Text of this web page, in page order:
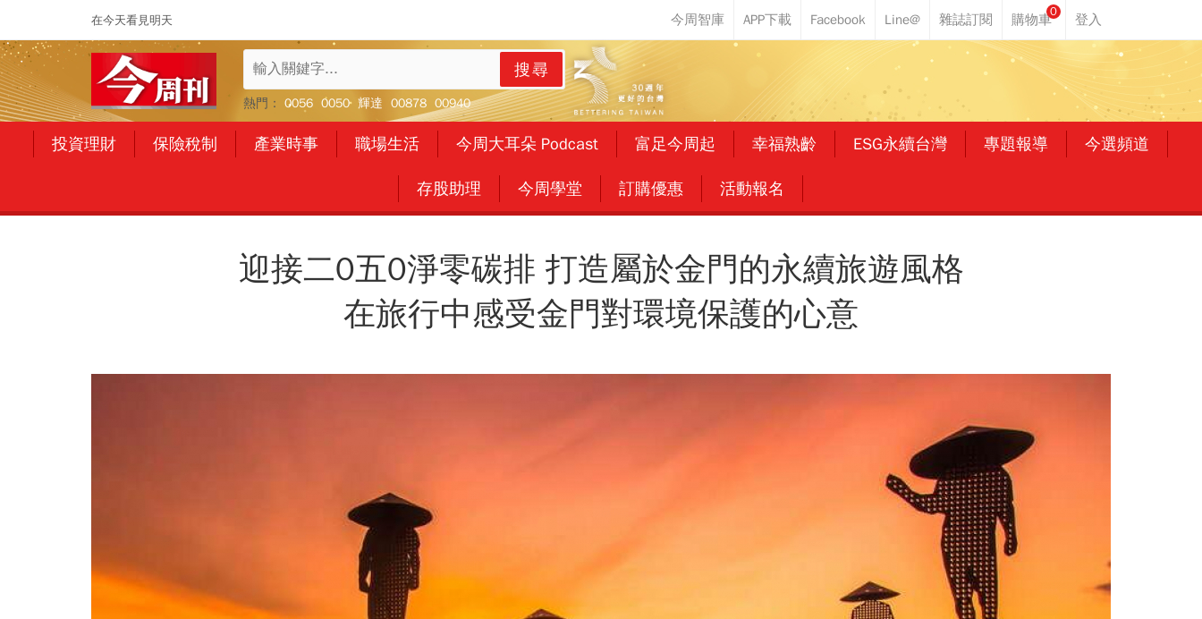
在今天看見明天
0
搜尋
熱門： 0056 0050 輝達 00878 00940
投資理財 保險稅制 產業時事 職場生活 今周大耳朵 Podcast 富足今周起 幸福熟齡 ESG永續台灣 專題報導 今選頻道
存股助理 今周學堂 訂購優惠 活動報名
迎接二0五0淨零碳排 打造屬於金門的永續旅遊風格
在旅行中感受金門對環境保護的心意